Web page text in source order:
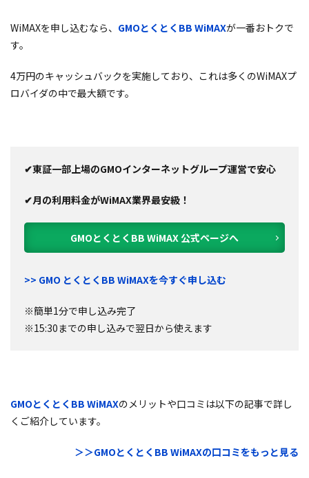
WiMAXを申し込むなら、 GMOとくとくBB WiMAXが一番おトクで
す。
4万円のキャッシュバックを実施しており、これは多くのWiMAXプ
ロバイダの中で最大額です。
✔東証一部上場のGMOインターネットグループ運営で安心
✔月の利用料金がWiMAX業界最安級！
GMOとくとくBB WiMAX 公式ページへ
>> GMO とくとくBB WiMAXを今すぐ申し込む
※簡単1分で申し込み完了
※15:30までの申し込みで翌日から使えます
GMOとくとくBB WiMAXのメリットや口コミは以下の記事で詳し
くご紹介しています。
＞＞GMOとくとくBB WiMAXの口コミをもっと見る